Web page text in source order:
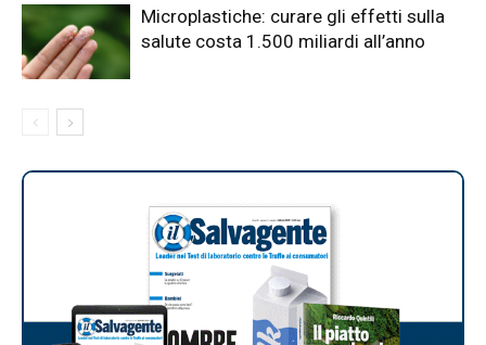
Microplastiche: curare gli effetti sulla
salute costa 1.500 miliardi all’anno